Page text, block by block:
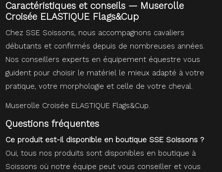
Caractéristiques et conseils — Muserolle
Croisée ELASTIQUE Flags&Cup
Chez SSE Soissons, nous accompagnons cavaliers
débutants et confirmés depuis de nombreuses années.
Nos conseillers experts en équipement équestre vous
guident pour choisir le matériel le mieux adapté à votre
pratique, votre morphologie et celle de votre cheval.
Muserolle Croisée ELASTIQUE Flags&Cup.
Questions fréquentes
Ce produit est-il disponible en boutique SSE Soissons ?
Oui, tous nos produits sont disponibles en boutique à
Soissons où notre équipe peut vous conseiller et vous